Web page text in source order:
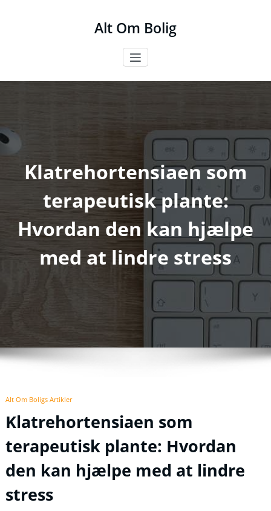
Alt Om Bolig
Klatrehortensiaen som
terapeutisk plante:
Hvordan den kan hjælpe
med at lindre stress
Alt Om Boligs Artikler
Klatrehortensiaen som
terapeutisk plante: Hvordan
den kan hjælpe med at lindre
stress